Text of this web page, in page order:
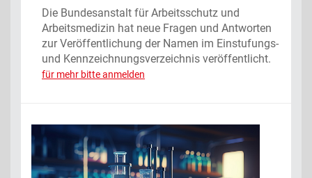
Die Bundesanstalt für Arbeitsschutz und
Arbeitsmedizin hat neue Fragen und Antworten
zur Veröffentlichung der Namen im Einstufungs-
und Kennzeichnungsverzeichnis veröffentlicht.
für mehr bitte anmelden